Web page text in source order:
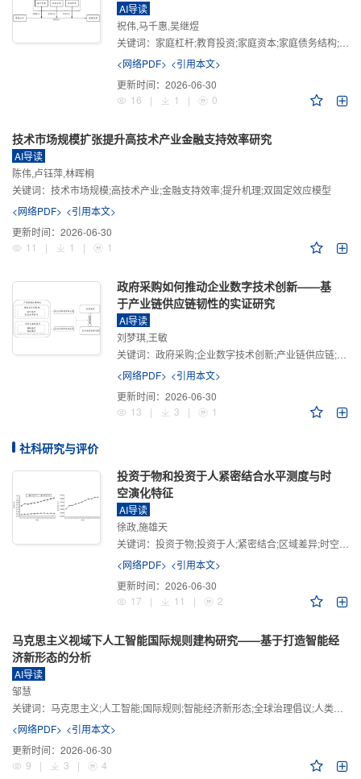
AI导读
祝伟,马千惠,吴继煜
关键词： 家庭杠杆;教育投资;家庭资本;家庭债务结构;CHFS
<网络PDF> <引用本文>
更新时间： 2026-06-30
16
| 1 | 0
技术市场规模扩张提升高技术产业金融支持效率研究
AI导读
陈伟,卢钰萍,林晖桐
关键词： 技术市场规模;高技术产业;金融支持效率;提升机理;双固定效应模型
<网络PDF> <引用本文>
更新时间： 2026-06-30
11
| 1 | 1
政府采购如何推动企业数字技术创新——基
于产业链供应链韧性的实证研究
AI导读
刘梦琪,王敏
关键词： 政府采购;企业数字技术创新;产业链供应链;产业链供应链韧性;需求侧财政政策
<网络PDF> <引用本文>
更新时间： 2026-06-30
13
| 3 | 1
社科研究与评价
投资于物和投资于人紧密结合水平测度与时
空演化特征
AI导读
徐政,施雄天
关键词： 投资于物;投资于人;紧密结合;区域差异;时空演化
<网络PDF> <引用本文>
更新时间： 2026-06-30
17
| 11 | 2
马克思主义视域下人工智能国际规则建构研究——基于打造智能经
济新形态的分析
AI导读
邹慧
关键词： 马克思主义;人工智能;国际规则;智能经济新形态;全球治理倡议;人类命运共同体
<网络PDF> <引用本文>
更新时间： 2026-06-30
9
| 3 | 4